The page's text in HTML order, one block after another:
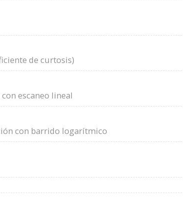
de curtosis)
escaneo lineal
con barrido logarítmico